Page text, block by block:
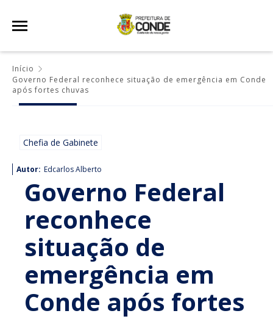
Início
Governo Federal reconhece situação de emergência em Conde
após fortes chuvas
Chefia de Gabinete
Autor: Edcarlos Alberto
Governo Federal
reconhece
situação de
emergência em
Conde após fortes